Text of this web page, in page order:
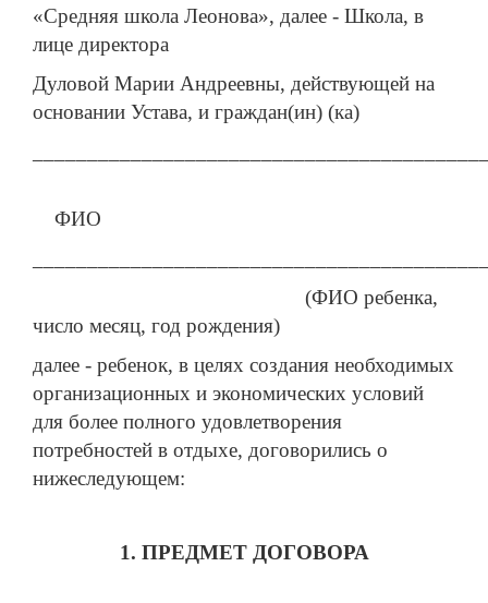
«Средняя школа Леонова», далее - Школа, в
лице директора
Дуловой Марии Андреевны, действующей на
основании Устава, и граждан(ин) (ка)
ФИО
(ФИО ребенка,
число месяц, год рождения)
далее - ребенок, в целях создания необходимых
организационных и экономических условий
для более полного удовлетворения
потребностей в отдыхе, договорились о
нижеследующем:
1. ПРЕДМЕТ ДОГОВОРА